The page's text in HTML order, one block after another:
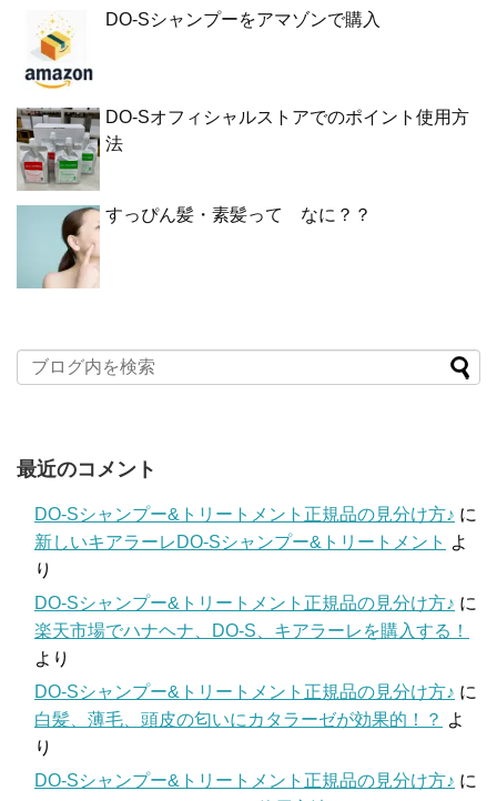
DO-Sシャンプーをアマゾンで購入
DO-Sオフィシャルストアでのポイント使用方
法
すっぴん髪・素髪って なに？？
最近のコメント
DO-Sシャンプー&トリートメント正規品の見分け方♪ に
新しいキアラーレDO-Sシャンプー&トリートメント よ
り
DO-Sシャンプー&トリートメント正規品の見分け方♪ に
楽天市場でハナヘナ、DO-S、キアラーレを購入する！
より
DO-Sシャンプー&トリートメント正規品の見分け方♪ に
白髪、薄毛、頭皮の匂いにカタラーゼが効果的！？ よ
り
DO-Sシャンプー&トリートメント正規品の見分け方♪ に